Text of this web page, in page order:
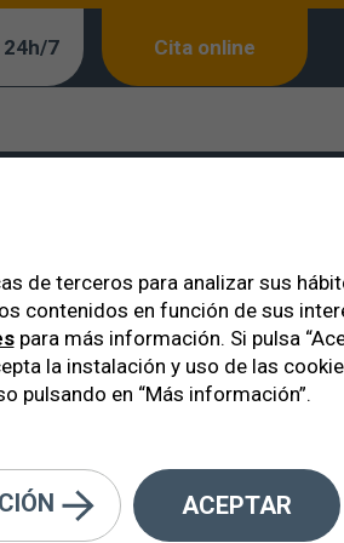
24h/7 Cita online
27G
de terceros para analizar sus
contenidos en función de sus
para más información. Si pulsa
la instalación y uso de las
pulsando en “Más información”.
ACEPTAR